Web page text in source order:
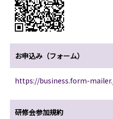
お申込み（フォーム）
https://business.form-
研修会参加規約